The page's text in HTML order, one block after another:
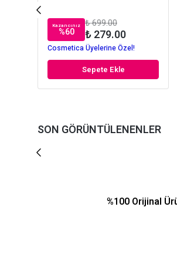
Kazancınız
%60
₺ 699.00
₺ 279.00
Cosmetica Üyelerine Özel!
Sepete Ekle
SON GÖRÜNTÜLENENLER
%100 Orijinal